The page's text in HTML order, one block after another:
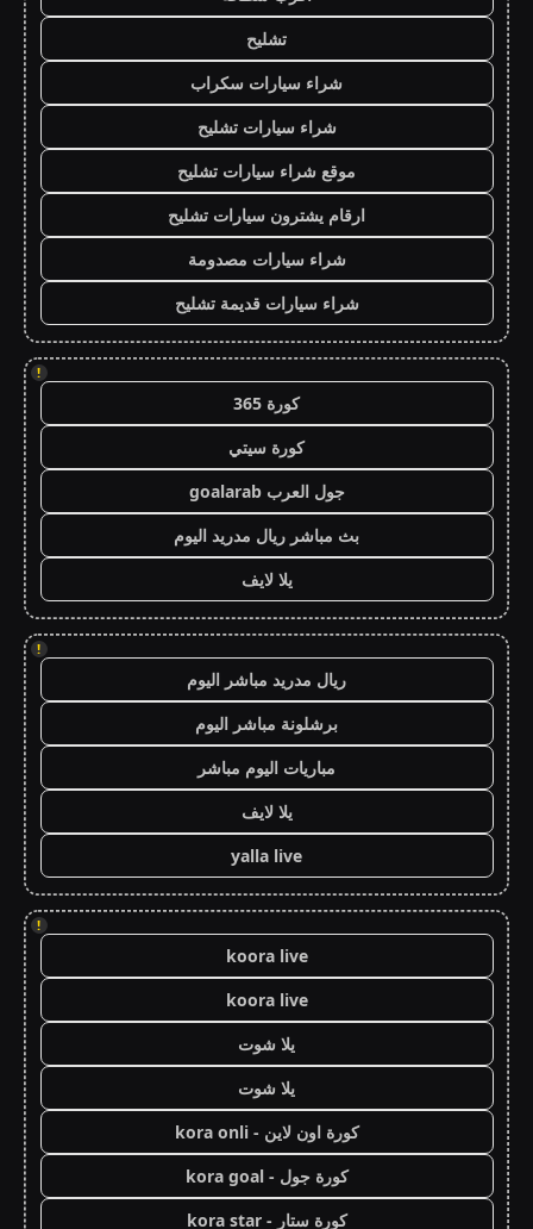
تشليح
شراء سيارات سكراب
شراء سيارات تشليح
موقع شراء سيارات تشليح
ارقام يشترون سيارات تشليح
شراء سيارات مصدومة
شراء سيارات قديمة تشليح
!
كورة 365
كورة سيتي
جول العرب goalarab
بث مباشر ريال مدريد اليوم
يلا لايف
!
ريال مدريد مباشر اليوم
برشلونة مباشر اليوم
مباريات اليوم مباشر
يلا لايف
yalla live
!
koora live
koora live
يلا شوت
يلا شوت
كورة اون لاين - kora onli
كورة جول - kora goal
كورة ستار - kora star